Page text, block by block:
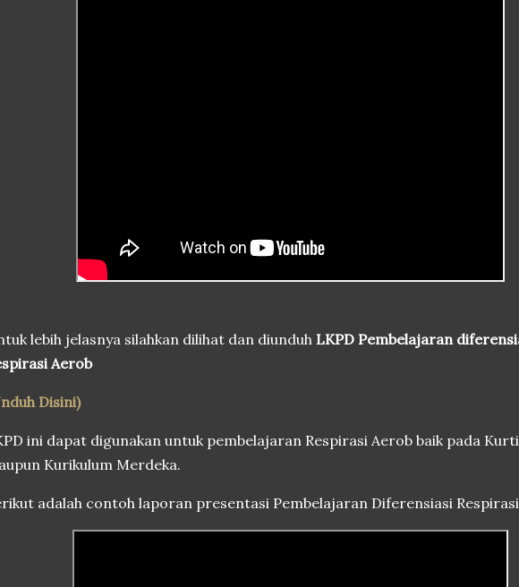
lebih jelasnya silahkan dilihat dan diunduh LKPD Pembelajaran
Aerob
Disini)
ini dapat digunakan untuk pembelajaran Respirasi Aerob baik pada
Kurikulum Merdeka.
adalah contoh laporan presentasi Pembelajaran Diferensiasi